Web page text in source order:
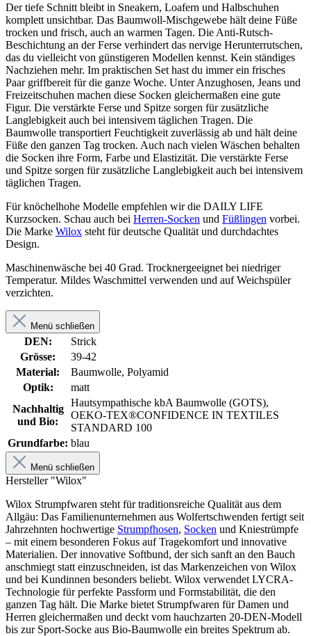
Der tiefe Schnitt bleibt in Sneakern, Loafern und Halbschuhen
komplett unsichtbar. Das Baumwoll-Mischgewebe hält deine Füße
trocken und frisch, auch an warmen Tagen. Die Anti-Rutsch-
Beschichtung an der Ferse verhindert das nervige Herunterrutschen,
das du vielleicht von günstigeren Modellen kennst. Kein ständiges
Nachziehen mehr. Im praktischen Set hast du immer ein frisches
Paar griffbereit für die ganze Woche. Unter Anzughosen, Jeans und
Freizeitschuhen machen diese Socken gleichermaßen eine gute
Figur. Die verstärkte Ferse und Spitze sorgen für zusätzliche
Langlebigkeit auch bei intensivem täglichen Tragen. Die
Baumwolle transportiert Feuchtigkeit zuverlässig ab und hält deine
Füße den ganzen Tag trocken. Auch nach vielen Wäschen behalten
die Socken ihre Form, Farbe und Elastizität. Die verstärkte Ferse
und Spitze sorgen für zusätzliche Langlebigkeit auch bei intensivem
täglichen Tragen.
Für knöchelhohe Modelle empfehlen wir die DAILY LIFE
Kurzsocken. Schau auch bei Herren-Socken und Füßlingen vorbei.
Die Marke Wilox steht für deutsche Qualität und durchdachtes
Design.
Maschinenwäsche bei 40 Grad. Trocknergeeignet bei niedriger
Temperatur. Mildes Waschmittel verwenden und auf Weichspüler
verzichten.
Menü schließen
DEN:
Strick
Grösse:
39-42
Material:
Baumwolle, Polyamid
Optik:
matt
Nachhaltig
und Bio:
Hautsympathische kbA Baumwolle (GOTS),
OEKO-TEX®CONFIDENCE IN TEXTILES
STANDARD 100
Grundfarbe: blau
Menü schließen
Hersteller "Wilox"
Wilox Strumpfwaren steht für traditionsreiche Qualität aus dem
Allgäu: Das Familienunternehmen aus Wolfertschwenden fertigt seit
Jahrzehnten hochwertige Strumpfhosen, Socken und Kniestrümpfe
– mit einem besonderen Fokus auf Tragekomfort und innovative
Materialien. Der innovative Softbund, der sich sanft an den Bauch
anschmiegt statt einzuschneiden, ist das Markenzeichen von Wilox
und bei Kundinnen besonders beliebt. Wilox verwendet LYCRA-
Technologie für perfekte Passform und Formstabilität, die den
ganzen Tag hält. Die Marke bietet Strumpfwaren für Damen und
Herren gleichermaßen und deckt vom hauchzarten 20-DEN-Modell
bis zur Sport-Socke aus Bio-Baumwolle ein breites Spektrum ab.